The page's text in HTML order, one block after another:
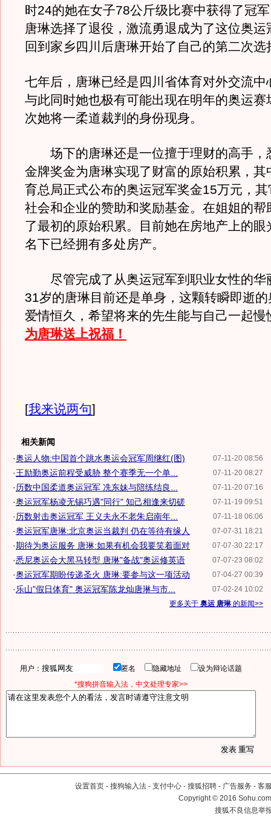
时24的她在女子78公斤级比赛中获得了冠
唐琳选择了退役，激流勇退成为了这位奥运
回到家乡四川后唐琳开始了自己的第二次选
七年后，唐琳已经是四川省体育对外交流中
与此同时她也极有可能出现在明年的奥运赛
次她将一柔道裁判的身份现身。
场下的唐琳还是一位擅于理财的高手，
金牌奖金为唐琳实现了财富的原始积累，其
育总局正式公布的奥运冠军奖金15万元，
社会和企业的赞助和奖励基金。在姐姐的帮
了最初的原始积累。目前她在房地产上的眼
名下已经拥有多处房产。
尽管完成了从奥运冠军到职业女性的华
31岁的唐琳目前还是单身，这颗转瞬即逝
爱情恒久，希望将来的先生能与自己一起
为唐琳送上祝福！
[我来说两句]
相关新闻
07-11-20 08:56
·奥运人物:中国首个跳水奥运会冠军周继红(图)
07-11-20 08:27
·王励勤奥运前程受威胁 整个赛季无一个单...
07-11-20 07:16
· 历数中国柔道奥运冠军 冼东妹与陪练结良...
07-11-19 09:51
·奥运冠军杨凌无锡巧遇"同行" 知己相逢来切磋
07-11-18 06:06
· 历数射击奥运冠军 王义夫永不老朱启南年...
07-07-31 18:21
·奥运冠军唐琳:北京奥运当裁判 仍在等待有缘人
07-07-30 22:17
·期待为奥运服务 唐琳:如果有机会我要笑着面对
07-07-23 08:02
·悉尼奥运会大黑马转型 唐琳"备战"奥运修英语
07-04-27 00:39
·奥运冠军期盼传递圣火 唐琳:要参与这一项活动
07-02-24 10:02
· 乐山"假日体育" 奥运冠军陈龙灿唐琳与市...
更多关于 奥运 唐琳的新闻>>
用户： 匿名 隐藏地址
设为辩论话题
*搜狗拼音输入法，中文处理专家>>
设置首页 - 搜狗输入法 - 支付中心 - 搜狐招聘 - 广告服务 - 客
Copyright©2016
搜狐不良信息举